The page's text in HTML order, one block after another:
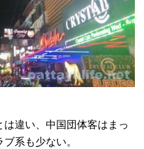
違い、中国団体客はまっ
系も少ない。